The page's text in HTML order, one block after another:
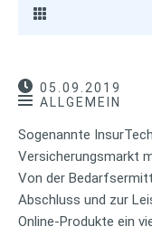
05.09.2019
ALLGEMEIN
Sogenannte
Versicherungsmarkt
Von der
Abschluss und zur
Online-Produkte ein